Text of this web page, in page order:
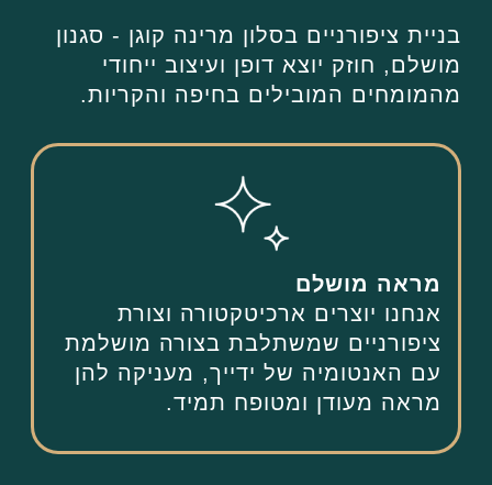
בניית ציפורניים בסלון מרינה קוגן - סגנון
מושלם, חוזק יוצא דופן ועיצוב ייחודי
מהמומחים המובילים בחיפה והקריות.
מראה מושלם
אנחנו יוצרים ארכיטקטורה וצורת
ציפורניים שמשתלבת בצורה מושלמת
עם האנטומיה של ידייך, מעניקה להן
מראה מעודן ומטופח תמיד.